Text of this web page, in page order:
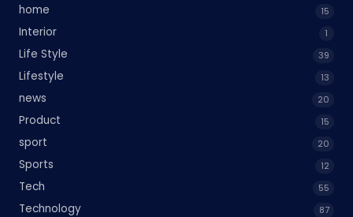
home 15
Interior 1
Life Style 39
Lifestyle 13
news 20
Product 15
sport 20
Sports 12
Tech 55
Technology 87